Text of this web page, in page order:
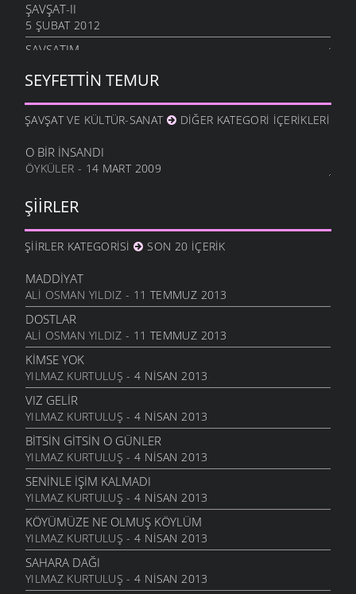
ŞAVŞAT-II
5 ŞUBAT 2012
ŞAVŞATIM
METINE
17 OCAK 2012
HALA OĞLU
31 ARALIK 2011
NE OLUR OĞUL
DURDUM
10 ARALIK 2011
ANAM
HESLER
27 KASIM 2011
BILEMEDIM
24 KASIM 2011
VARDIR
5 KASIM 2011
TOPRAKTIR
5 KASIM 2011
BITTI ÖĞRETMENIM
22 AĞUSTOS 2011
GENÇIYAN
15 AĞUSTOS 2011
ALDIRMA GÜLÜM
13 AĞUSTOS 2011
BENDE VARIM
SEYFETTIN TEMUR
ŞAVŞAT VE KÜLTÜR-SANAT DIĞER KATEGORI İÇERIKLERI
O BIR İNSANDI
ÖYKÜLER - 14 MART 2009
ŞIIRLER
ŞIIRLER KATEGORISI SON 20 İÇERIK
MADDIYAT
ALI OSMAN YILDIZ - 11 TEMMUZ 2013
DOSTLAR
ALI OSMAN YILDIZ - 11 TEMMUZ 2013
KIMSE YOK
YILMAZ KURTULUŞ - 4 NISAN 2013
VIZ GELIR
YILMAZ KURTULUŞ - 4 NISAN 2013
BITSIN GITSIN O GÜNLER
YILMAZ KURTULUŞ - 4 NISAN 2013
SENINLE İŞIM KALMADI
YILMAZ KURTULUŞ - 4 NISAN 2013
KÖYÜMÜZE NE OLMUŞ KÖYLÜM
YILMAZ KURTULUŞ - 4 NISAN 2013
SAHARA DAĞI
YILMAZ KURTULUŞ - 4 NISAN 2013